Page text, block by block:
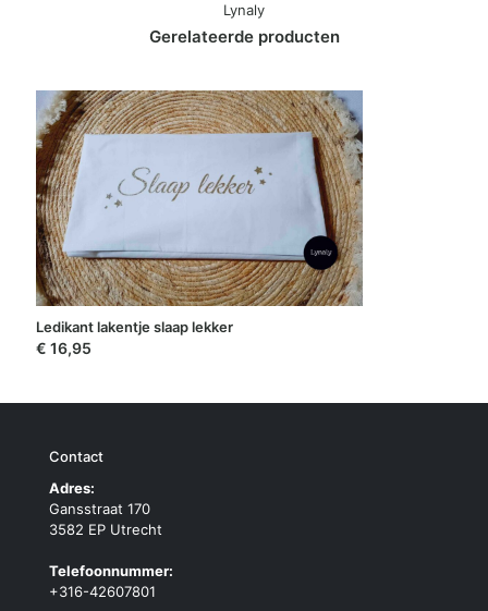
Gerelateerde producten
Lynaly
Ledikant lakentje slaap lekker
€ 16,95
Contact
Adres:
Gansstraat 170
3582 EP Utrecht
Telefoonnummer:
+316-42607801